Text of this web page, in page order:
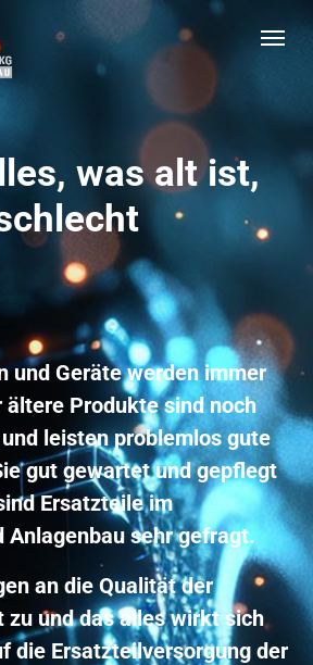
was alt ist,
und Geräte werden immer
ältere Produkte sind noch
leisten problemlos gute
gut gewartet und gepflegt
Ersatzteile im
Anlagenbau sehr gefragt.
an die Qualität der
zu und das alles wirkt sich
die Ersatzteilversorgung der